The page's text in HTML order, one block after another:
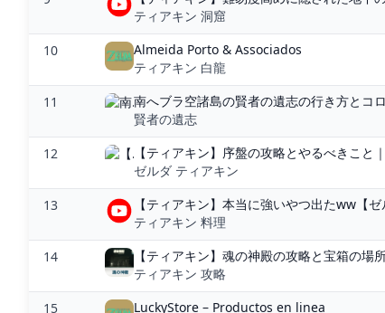
ティアキン 洞窟
10
Almeida Porto & Associados
ティアキン 白龍
11
賢者の遺志
12
【ティアキン】序盤の攻略とやるべきこ
ゼルダ ティアキン
13
【ティアキン】本当に強いやつ出たww【
ティアキン 料理
14
【ティアキン】魂の神殿の攻略と宝箱の
ティアキン 攻略
15 LuckyStore – Productos en linea